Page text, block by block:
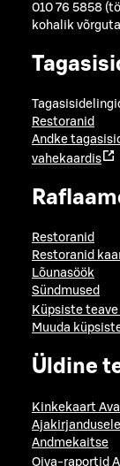
010 76 5858
kohalik
Restoranid
Andke
vahekaardis
Restoranid
Restoranid
Lõunasöök
Sündmused
Küpsiste teave
Muuda
Üldine
Kinkekaart
Ajakirjandusele
Andmekaitse
Oiva-raportid